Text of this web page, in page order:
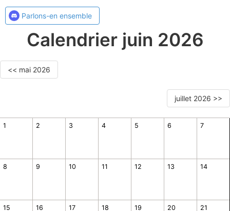
Parlons-en ensemble
Calendrier juin 2026
<< mai 2026
juillet 2026 >>
1 2 3 4 5 6 7
8 9 10 11 12 13 14
15 16 17 18 19 20 21